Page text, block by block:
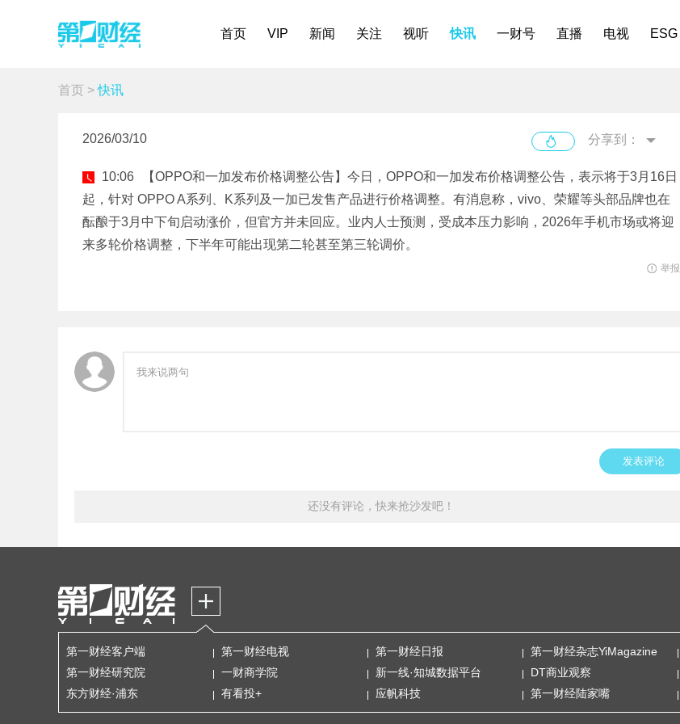
首页 VIP 新闻 关注 视听 快讯 一财号 直播 电视 ESG
首页 >快讯
分享到：
2026/03/10
10:06
【OPPO和一加发布价格调整公告】今日，OPPO和一加发布价格调整公告，表示将于3月16日
起，针对 OPPO A系列、K系列及一加已发售产品进行价格调整。有消息称，vivo、荣耀等头部品牌也在
酝酿于3月中下旬启动涨价，但官方并未回应。业内人士预测，受成本压力影响，2026年手机市场或将迎
来多轮价格调整，下半年可能出现第二轮甚至第三轮调价。
举报
发表评论
还没有评论，快来抢沙发吧！
第一财经客户端 第一财经电视 第一财经日报 第一财经杂志YiMagazine
第一财经研究院
一财商学院 新一线·知城数据平台 DT商业观察
东方财经·浦东
有看投+ 应帆科技 第一财经陆家嘴